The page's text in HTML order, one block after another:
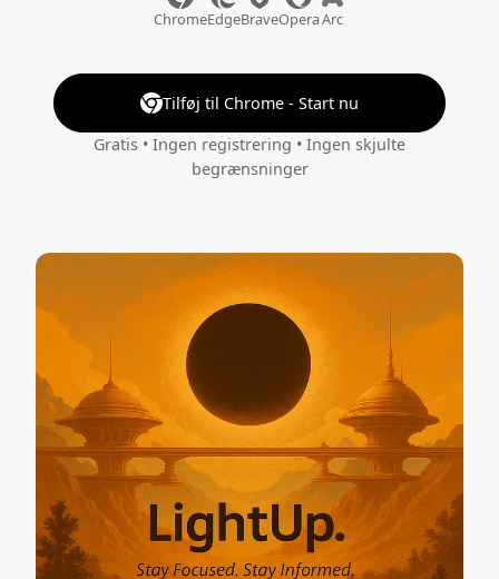
ChromeEdgeBraveOperaArc
Tilføj til Chrome - Start nu
Gratis • Ingen registrering • Ingen skjulte
begrænsninger